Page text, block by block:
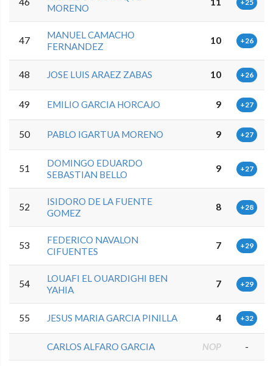
MORENO
+25
47
MANUEL CAMACHO
FERNANDEZ
10 +26
48 JOSE LUIS ARAEZ ZABAS 10 +26
49 EMILIO GARCIA HORCAJO 9 +27
50 PABLO IGARTUA MORENO 9 +27
51
DOMINGO EDUARDO
SEBASTIAN BELLO
9 +27
52
ISIDORO DE LA FUENTE
GOMEZ
8 +28
53
FEDERICO NAVALON
CIFUENTES
7 +29
54
LOUAFI EL OUARDIGHI BEN
YAHIA
7 +29
55 JESUS MARIA GARCIA PINILLA 4 +32
CARLOS ALFARO GARCIA NOP -